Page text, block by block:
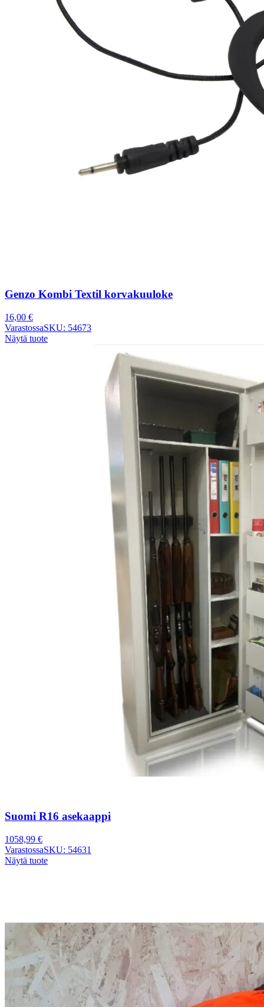
Genzo Kombi Textil korvakuuloke
16,00 €
VarastossaSKU: 54673
Näytä tuote
Suomi R16 asekaappi
1058,99 €
VarastossaSKU: 54631
Näytä tuote